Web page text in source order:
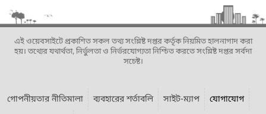
এই ওয়েবসাইটে প্রকাশিত সকল তথ্য সংশ্লিষ্ট দপ্তর কর্তৃক নিয়মিত হালনাগাদ করা
হয়। তথ্যের যথার্থতা, নির্ভুলতা ও নির্ভরযোগ্যতা নিশ্চিত করতে সংশ্লিষ্ট দপ্তর সর্বদা
সচেষ্ট।
গোপনীয়তার নীতিমালা ব্যবহারের শর্তাবলি সাইট-ম্যাপ যোগাযোগ